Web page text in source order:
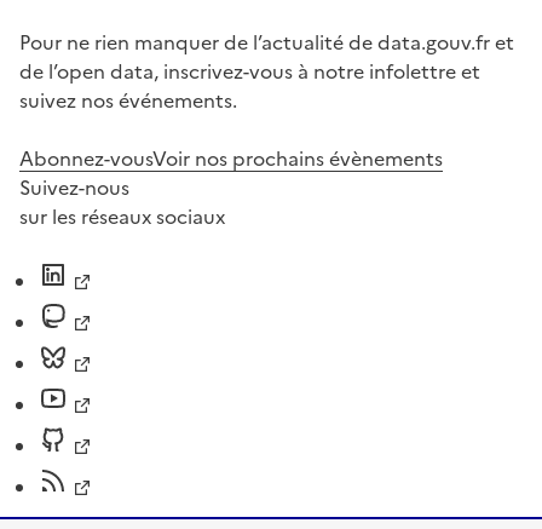
Pour ne rien manquer de l’actualité de data.gouv.fr et
de l’open data, inscrivez-vous à notre infolettre et
suivez nos événements.
Abonnez-vousVoir nos prochains évènements
Suivez-nous
sur les réseaux sociaux